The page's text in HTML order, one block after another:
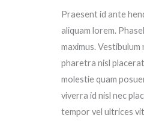
Praesent id ante
aliquam lorem.
maximus.
pharetra nisl
molestie quam
viverra id nisl nec
tempor vel ultrices